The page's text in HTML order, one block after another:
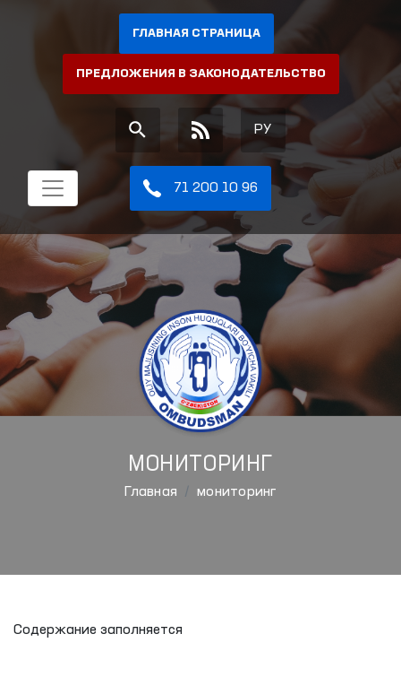
ГЛАВНАЯ СТРАНИЦА
ПРЕДЛОЖЕНИЯ В ЗАКОНОДАТЕЛЬСТВО
РУ
71 200 10 96
МОНИТОРИНГ
Главная мониторинг
Содержание заполняется